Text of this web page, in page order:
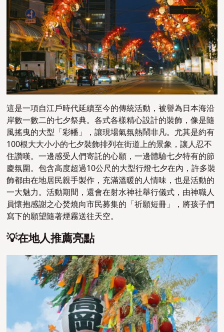
這是一項自江戶時代延續至今的傳統活動，被譽為日本海沿
岸數一數二的七夕祭典。各式各樣精心設計的裝飾，像是隨
風搖曳的大型「彩幡」，讓現場氣氛熱鬧非凡。尤其是約有
100根大大小小的七夕裝飾排列在街道上的景象，讓人忍不
住讚嘆。一邊感受人們寄託的心願，一邊體驗七夕特有的節
慶氛圍。包含高度超過10公尺的大型行燈七夕在內，許多裝
飾都由在地居民親手製作，充滿溫暖的人情味，也是活動的
一大魅力。活動期間，還會在射水神社舉行儀式，由神職人
員懷抱感謝之心焚燒向市民募集的「祈願短冊」，將孩子們
寫下的願望隨著煙霧送往天空。
💡在地人推薦亮點